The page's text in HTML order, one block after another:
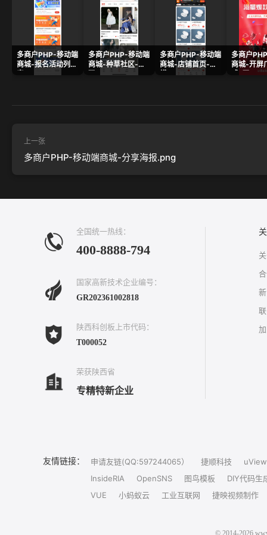
多商户PHP-移动端
商城-报名活动列
表.png
多商户PHP-移动端
商城-种草社区-发
现.png
多商户PHP-移动端
商城-店铺首页-
横.png
多商户
商城-开屏
式-原.png
上一张
多商户PHP-移动端商城-分享海报.png
全国统一热线：
400-8888-794
国家高新技术企业编号：
GR202361002818
陕西科创板上市代码：
T000052
荣获陕西省
专精特新企业
友情链接： 申请友链(QQ:597244065） 捷顺科技
uView
InsideRIA
OpenSNS 图鸟模板
DIY代码生
VUE
小蚂蚁云 工业互联网 捷映视频制作
© 2014-2026